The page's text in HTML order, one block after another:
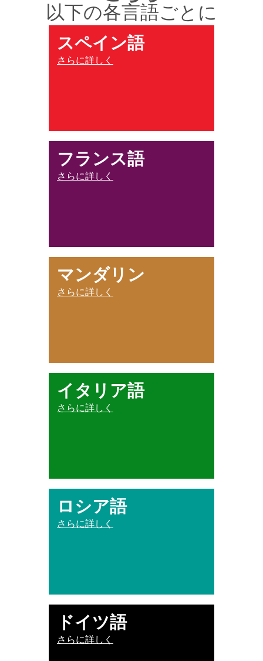
以下の各言語ごとに
スペイン語
さらに詳しく
フランス語
さらに詳しく
マンダリン
さらに詳しく
イタリア語
さらに詳しく
ロシア語
さらに詳しく
ドイツ語
さらに詳しく